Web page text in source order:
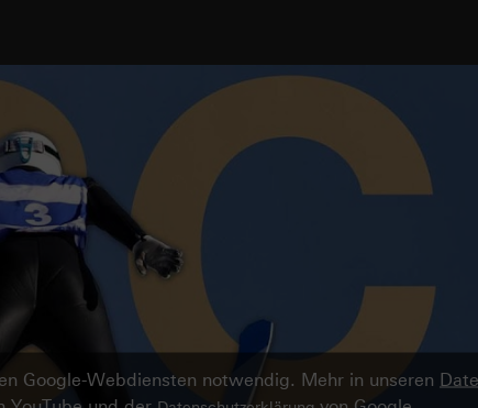
Google-Webdiensten notwendig. Mehr in unseren